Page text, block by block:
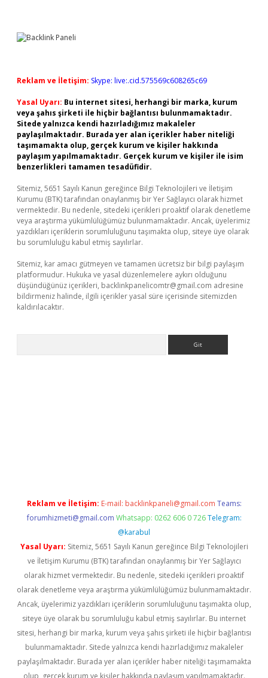
Reklam ve İletişim: Skype: live:.cid.575569c608265c69
Yasal Uyarı: Bu internet sitesi, herhangi bir marka, kurum
veya şahıs şirketi ile hiçbir bağlantısı bulunmamaktadır.
Sitede yalnızca kendi hazırladığımız makaleler
paylaşılmaktadır. Burada yer alan içerikler haber niteliği
taşımamakta olup, gerçek kurum ve kişiler hakkında
paylaşım yapılmamaktadır. Gerçek kurum ve kişiler ile isim
benzerlikleri tamamen tesadüfidir.
Sitemiz, 5651 Sayılı Kanun gereğince Bilgi Teknolojileri ve İletişim
Kurumu (BTK) tarafından onaylanmış bir Yer Sağlayıcı olarak hizmet
vermektedir. Bu nedenle, sitedeki içerikleri proaktif olarak denetleme
veya araştırma yükümlülüğümüz bulunmamaktadır. Ancak, üyelerimiz
yazdıkları içeriklerin sorumluluğunu taşımakta olup, siteye üye olarak
bu sorumluluğu kabul etmiş sayılırlar.
Sitemiz, kar amacı gütmeyen ve tamamen ücretsiz bir bilgi paylaşım
platformudur. Hukuka ve yasal düzenlemelere aykırı olduğunu
düşündüğünüz içerikleri, backlinkpanelicomtr@gmail.com adresine
bildirmeniz halinde, ilgili içerikler yasal süre içerisinde sitemizden
kaldırılacaktır.
Reklam ve İletişim: E-mail: backlinkpaneli@gmail.com Teams:
forumhizmeti@gmail.com Whatsapp: 0262 606 0 726 Telegram:
@karabul
Yasal Uyarı: Sitemiz, 5651 Sayılı Kanun gereğince Bilgi Teknolojileri
ve İletişim Kurumu (BTK) tarafından onaylanmış bir Yer Sağlayıcı
olarak hizmet vermektedir. Bu nedenle, sitedeki içerikleri proaktif
olarak denetleme veya araştırma yükümlülüğümüz bulunmamaktadır.
Ancak, üyelerimiz yazdıkları içeriklerin sorumluluğunu taşımakta olup,
siteye üye olarak bu sorumluluğu kabul etmiş sayılırlar. Bu internet
sitesi, herhangi bir marka, kurum veya şahıs şirketi ile hiçbir bağlantısı
bulunmamaktadır. Sitede yalnızca kendi hazırladığımız makaleler
paylaşılmaktadır. Burada yer alan içerikler haber niteliği taşımamakta
olup, gerçek kurum ve kişiler hakkında paylaşım yapılmamaktadır.